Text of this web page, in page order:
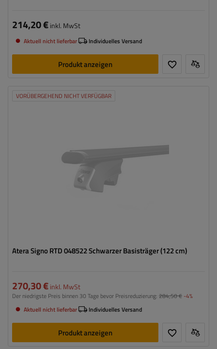
214,20 €inkl. MwSt
Aktuell nicht lieferbar Individuelles Versand
Produkt anzeigen
VORÜBERGEHEND NICHT VERFÜGBAR
Atera Signo RTD 048522 Schwarzer Basisträger (122 cm)
270,30 €inkl. MwSt
Der niedrigste Preis binnen 30 Tage bevor Preisreduzierung: 284,50 € -4%
Aktuell nicht lieferbar
Individuelles Versand
Produkt anzeigen